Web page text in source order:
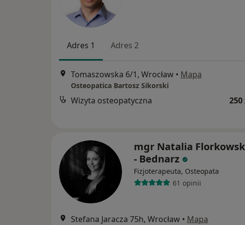
Adres 1 Adres 2
Tomaszowska 6/1, Wrocław • Mapa
Osteopatica Bartosz Sikorski
Wizyta osteopatyczna 250
mgr Natalia
- Bednarz
Fizjoterapeuta, Osteopata
61 opinii
Stefana Jaracza 75h, Wrocław • Mapa